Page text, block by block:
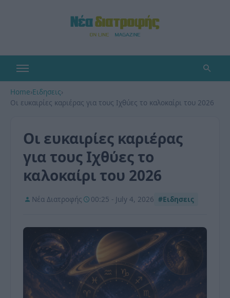
Home›Ειδησεις›
Οι ευκαιρίες καριέρας για τους Ιχθύες το καλοκαίρι του 2026
Οι ευκαιρίες καριέρας
για τους Ιχθύες το
καλοκαίρι του 2026
Νέα Διατροφής 00:25 - July 4, 2026 #Ειδησεις